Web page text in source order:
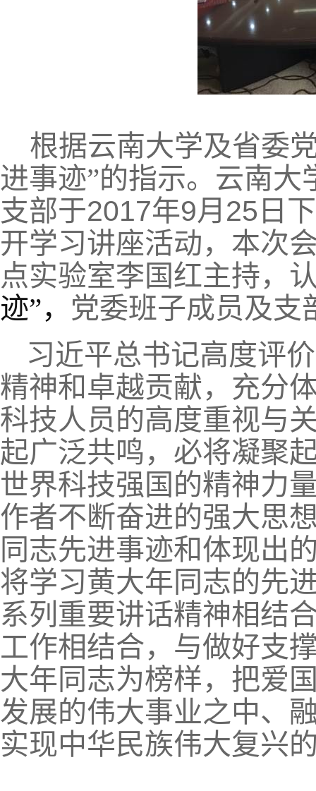
根据云南大学及省委
进事迹”的指示。云南
支部于2017年9月 25 日
开学习讲座活动，本次
点实验室李国红主持，
迹”， 党委班子成员及支
习近平总书记高度评
精神和卓越贡献，充分
科技人员的高度重视与
起广泛共鸣，必将凝聚
世界科技强国的精神力
作者不断奋进的强大思
同志先进事迹和体现出
将学习黄大年同志的先
系列重要讲话精神相结
工作相结合，与做好支
大年同志为榜样，把爱
发展的伟大事业之中、
实现中华民族伟大复兴